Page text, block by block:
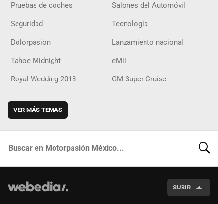
Pruebas de coches Salones del Automóvil
Seguridad Tecnología
Dolorpasion Lanzamiento nacional
Tahoe Midnight eMii
Royal Wedding 2018 GM Super Cruise
VER MÁS TEMAS
SUBIR